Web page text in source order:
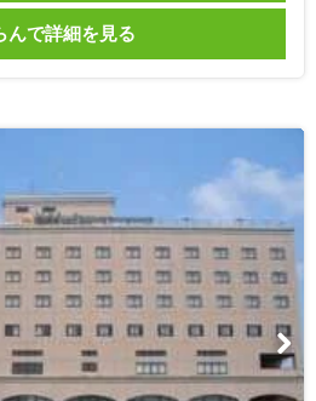
んで詳細を見る